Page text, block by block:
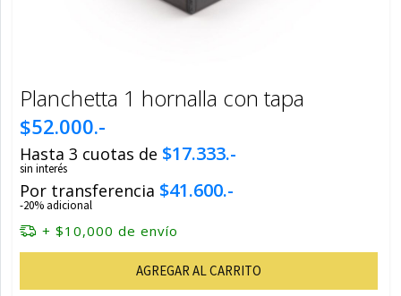
Planchetta 1 hornalla con tapa
$52.000.-
Hasta 3 cuotas de $17.333.-
sin interés
Por transferencia $41.600.-
-20% adicional
+ $10,000 de envío
AGREGAR AL CARRITO